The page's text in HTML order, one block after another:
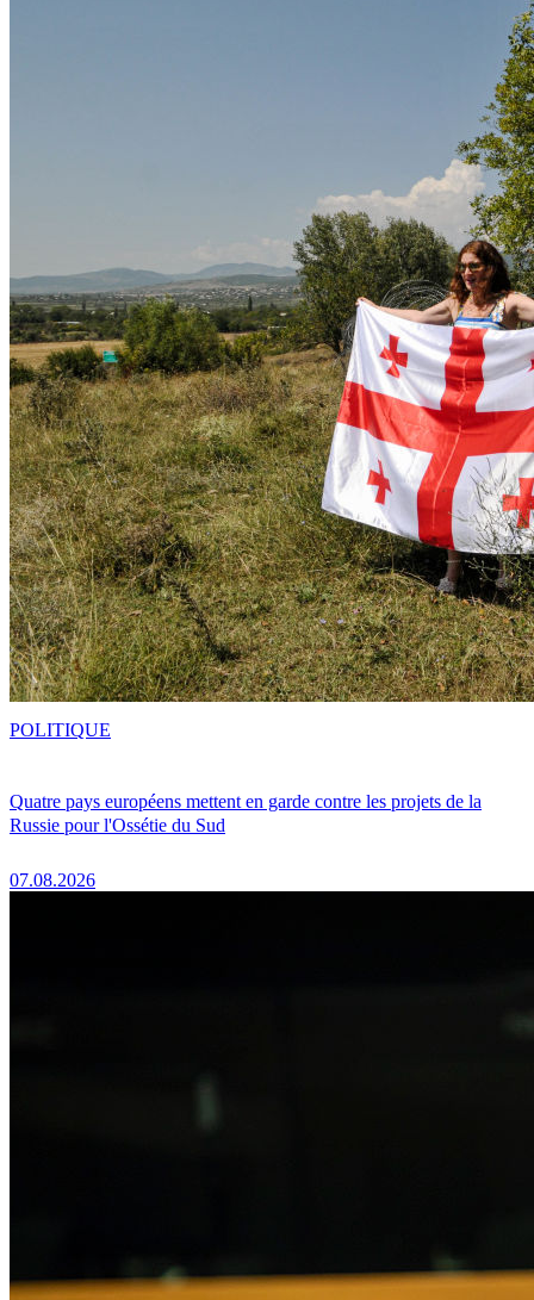
Quatre pays européens mettent en garde contre les projets de la
Russie pour l'Ossétie du Sud
07.08.2026
POLITIQUE